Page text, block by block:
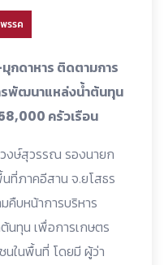
รรค
กดาหาร ติดตามการ
รพัฒนาแหล่งน้ำต้นทุน
ครัวเรือน
วงษ์สุวรรณ รองนายก
ที่ภาคอีสาน จ.ยโสธร
คืบหน้าการบริหาร
นทุน เพื่อการเกษตร
นในพื้นที่ โดยมี ผู้ว่า